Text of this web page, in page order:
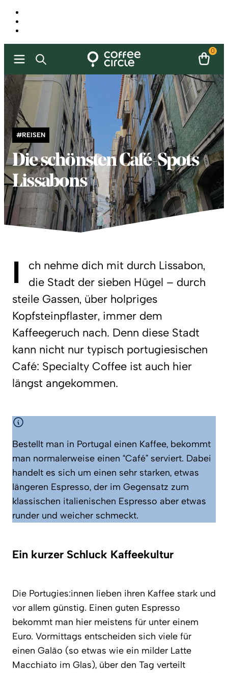
0
#REISEN
Die schönsten Café-Spots
Lissabons
I
ch nehme dich mit durch Lissabon,
die Stadt der sieben Hügel – durch
steile Gassen, über holpriges
Kopfsteinpflaster, immer dem
Kaffeegeruch nach. Denn diese Stadt
kann nicht nur typisch portugiesischen
Café: Specialty Coffee ist auch hier
längst angekommen.
Bestellt man in Portugal einen Kaffee, bekommt
man normalerweise einen “Café” serviert. Dabei
handelt es sich um einen sehr starken, etwas
längeren Espresso, der im Gegensatz zum
klassischen italienischen Espresso aber etwas
runder und weicher schmeckt.
Ein kurzer Schluck Kaffeekultur
Die Portugies:innen lieben ihren Kaffee stark und
vor allem günstig. Einen guten Espresso
bekommt man hier meistens für unter einem
Euro. Vormittags entscheiden sich viele für
einen Galão (so etwas wie ein milder Latte
Macchiato im Glas), über den Tag verteilt